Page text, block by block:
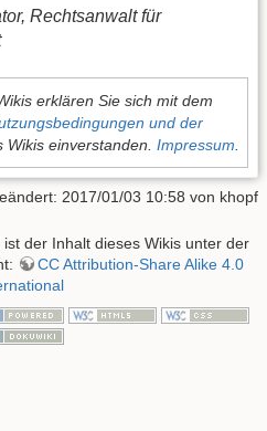
Rechtsanwalt für
erklären Sie sich mit dem
und der
Wikis einverstanden. Impressum.
2017/01/03 10:58 von khopf
der Inhalt dieses Wikis unter der
CC Attribution-Share Alike 4.0